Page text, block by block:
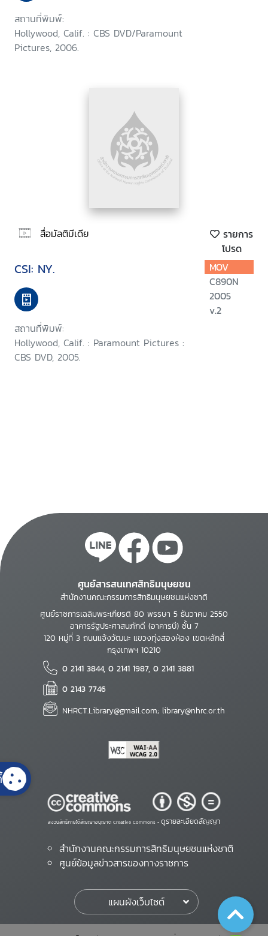
สถานที่พิมพ์:
Hollywood, Calif. : CBS DVD/Paramount
Pictures, 2006.
สื่อมัลติมีเดีย
รายการ
โปรด
CSI: NY.
สถานที่พิมพ์:
Hollywood, Calif. : Paramount Pictures :
CBS DVD, 2005.
MOV
C890N
2005
v.2
ศูนย์สารสนเทศสิทธิมนุษยชน
สำนักงานคณะกรรมการสิทธิมนุษยชนแห่งชาติ
ศูนย์ราชการเฉลิมพระเกียรติ 80 พรรษา 5 ธันวาคม 2550
อาคารรัฐประศาสนภักดี (อาคารบี) ชั้น 7
120 หมู่ที่ 3 ถนนแจ้งวัฒนะ แขวงทุ่งสองห้อง เขตหลักสี่
กรุงเทพฯ 10210
0 2141 3844, 0 2141 1987, 0 2141 3881
0 2143 7746
NHRCT.Library@gmail.com; library@nhrc.or.th
สงวนสิทธิ์ภายใต้สัญญาอนุญาต Creative Commons • ดูรายละเอียดสัญญา
สำนักงานคณะกรรมการสิทธิมนุษยชนแห่งชาติ
ศูนย์ข้อมูลข่าวสารของทางราชการ
แผนผังเว็บไซต์